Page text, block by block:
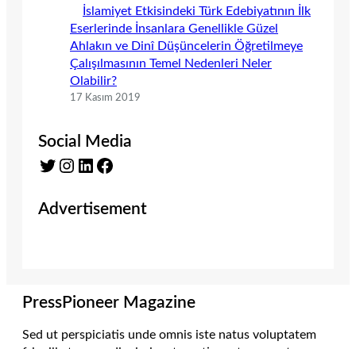
İslamiyet Etkisindeki Türk Edebiyatının İlk
Eserlerinde İnsanlara Genellikle Güzel
Ahlakın ve Dinî Düşüncelerin Öğretilmeye
Çalışılmasının Temel Nedenleri Neler
Olabilir?
17 Kasım 2019
Social Media
Twitter Instagram LinkedIn Facebook
Advertisement
PressPioneer Magazine
Sed ut perspiciatis unde omnis iste natus voluptatem